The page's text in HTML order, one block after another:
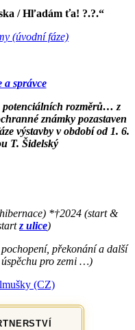
/ Hľadám ťa! ?.?.“
(úvodní fáze)
a správce
potenciálních rozměrů… z
známky pozastaven
výstavby v období od 1. 6.
T. Šidelský
*†2024 (start &
z ulice)
překonání a další
pro zemi …)
(CZ)